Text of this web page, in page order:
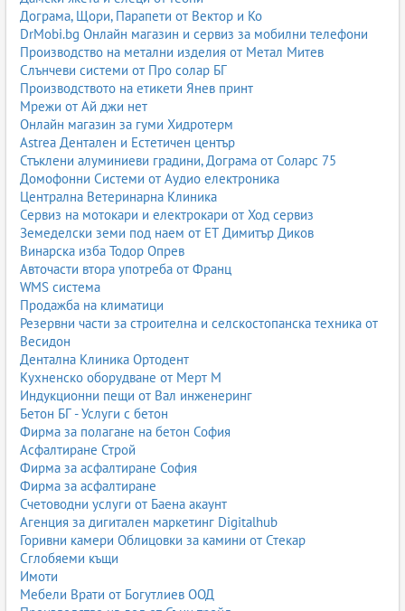
Дограма, Щори, Парапети от Вектор и Ко
DrMobi.bg Онлайн магазин и сервиз за мобилни телефони
Производство на метални изделия от Метал Митев
Слънчеви системи от Про солар БГ
Производството на етикети Янев принт
Мрежи от Ай джи нет
Онлайн магазин за гуми Хидротерм
Astrea Дентален и Естетичен център
Стъклени алуминиеви градини, Дограма от Соларс 75
Домофонни Системи от Аудио електроника
Централна Ветеринарна Клиника
Сервиз на мотокари и електрокари от Ход сервиз
Земеделски земи под наем от ЕТ Димитър Диков
Винарска изба Тодор Опрев
Авточасти втора употреба от Франц
WMS система
Продажба на климатици
Резервни части за строителна и селскостопанска техника от
Весидон
Дентална Клиника Ортодент
Кухненско оборудване от Мерт М
Индукционни пещи от Вал инженеринг
Бетон БГ - Услуги с бетон
Фирма за полагане на бетон София
Асфалтиране Строй
Фирма за асфалтиране София
Фирма за асфалтиране
Счетоводни услуги от Баена акаунт
Агенция за дигитален маркетинг Digitalhub
Горивни камери Облицовки за камини от Стекар
Сглобяеми къщи
Имоти
Мебели Врати от Богутлиев ООД